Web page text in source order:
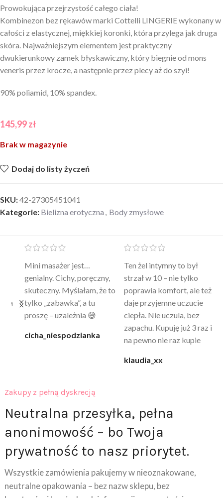
Prowokująca przejrzystość całego ciała!
Kombinezon bez rękawów marki Cottelli LINGERIE wykonany w
całości z elastycznej, miękkiej koronki, która przylega jak druga
skóra. Najważniejszym elementem jest praktyczny
dwukierunkowy zamek błyskawiczny, który biegnie od mons
veneris przez krocze, a następnie przez plecy aż do szyi!
90% poliamid, 10% spandex.
145,99zł
Brak w magazynie
Dodaj do listy życzeń
SKU:42-27305451041
Kategorie: Bielizna erotyczna , Body zmysłowe
Mini masażer jest…
genialny. Cichy, poręczny,
skuteczny. Myślałam, że to
tylko „zabawka”, a tu
proszę – uzależnia 😅
cicha_niespodzianka
Ten żel intymny to był
strzał w 10 – nie tylko
poprawia komfort, ale też
daje przyjemne uczucie
ciepła. Nie uczula, bez
zapachu. Kupuję już 3 raz i
na pewno nie raz kupie
klaudia_xx
Zakupy z pełną dyskrecją
Neutralna przesyłka, pełna
anonimowość – bo Twoja
prywatność to nasz priorytet.
Wszystkie zamówienia pakujemy w nieoznakowane,
neutralne opakowania – bez nazw sklepu, bez